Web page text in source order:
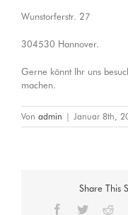
Wunstorferstr. 27
304530 Hannover.
Gerne könnt Ihr uns
machen.
Von admin | Januar 8th,
Share This
Facebook
Twitter